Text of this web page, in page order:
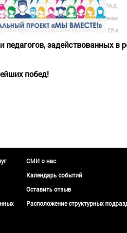
задействованных в
побед!
СМИ о нас
Календарь событий
Оставить отзыв
Расположение структурных